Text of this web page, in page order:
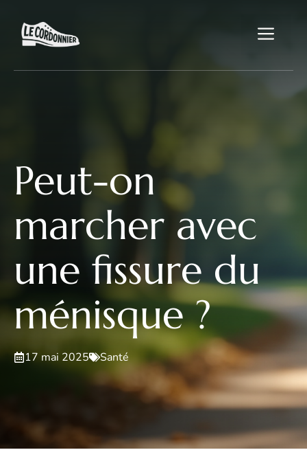
contenu
Peut-on
marcher avec
une fissure du
ménisque ?
17 mai 2025 Santé